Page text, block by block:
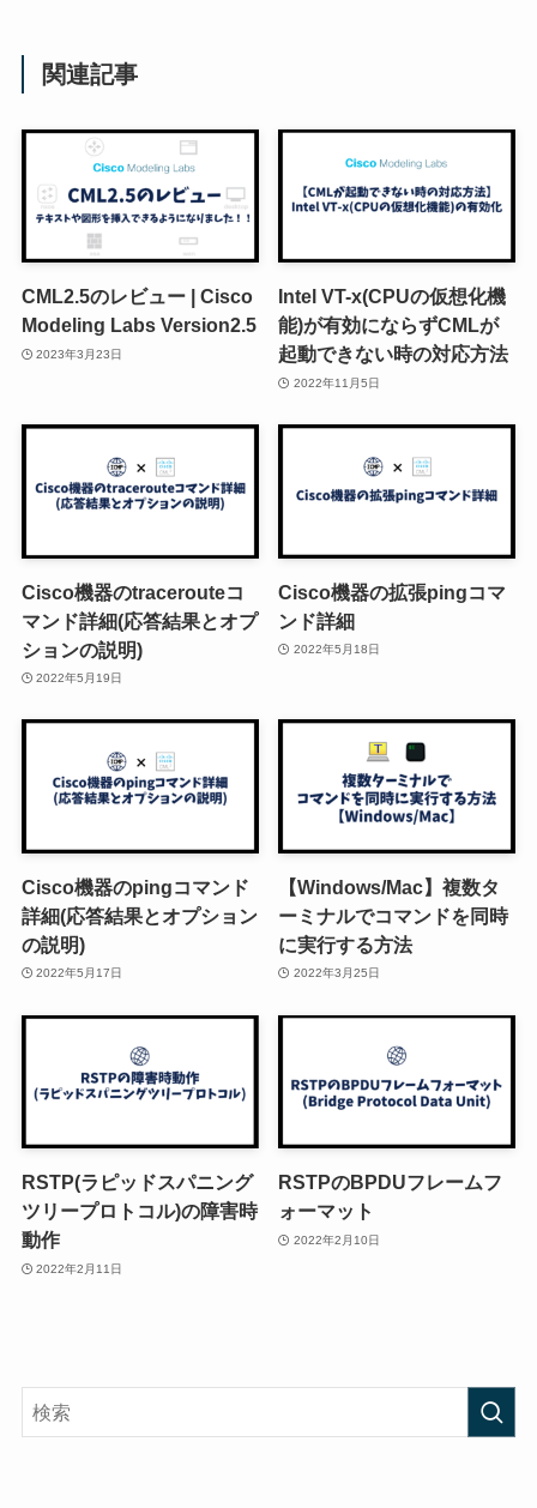
関連記事
CML2.5のレビュー | Cisco
Modeling Labs Version2.5
2023年3月23日
Intel VT-x(CPUの仮想化機
能)が有効にならずCMLが
起動できない時の対応方法
2022年11月5日
Cisco機器のtracerouteコ
マンド詳細(応答結果とオプ
ションの説明)
2022年5月19日
Cisco機器の拡張pingコマ
ンド詳細
2022年5月18日
Cisco機器のpingコマンド
詳細(応答結果とオプション
の説明)
2022年5月17日
【Windows/Mac】複数タ
ーミナルでコマンドを同時
に実行する方法
2022年3月25日
RSTP(ラピッドスパニング
ツリープロトコル)の障害時
動作
2022年2月11日
RSTPのBPDUフレームフ
ォーマット
2022年2月10日